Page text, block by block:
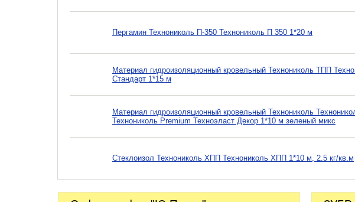
Пергамин Технониколь П-350 Технониколь П 350 1*20 м
Материал гидроизоляционный кровельный Технониколь ТПП
Стандарт 1*15 м
Материал гидроизоляционный кровельный Технониколь
Технониколь Premium Техноэласт Декор 1*10 м зеленый микс
Стеклоизол Технониколь ХПП Технониколь ХПП 1*10 м, 2.5 кг/кв.м